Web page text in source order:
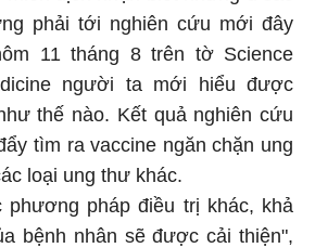
phải tới nghiên cứu mới đây
11 tháng 8 trên tờ Science
người ta mới hiểu được
thế nào. Kết quả nghiên cứu
tìm ra vaccine ngăn chặn ung
loại ung thư khác.
pháp điều trị khác, khả
bệnh nhân sẽ được cải thiện",